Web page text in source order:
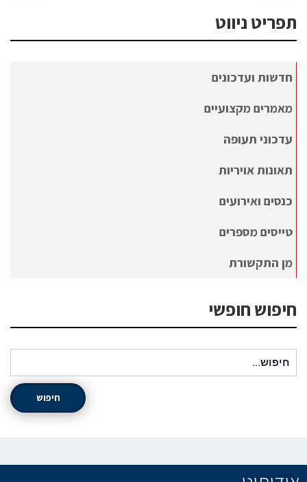
תפריט ניווט
חדשות ועדכונים
מאמרים מקצועיים
עדכוני תעופה
תאונות אויריות
כנסים ואירועים
טייסים מספרים
מן התקשורת
חיפוש חופשי
חיפוש